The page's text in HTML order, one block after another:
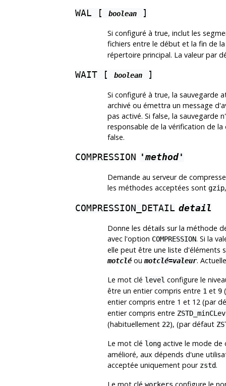
WAL [ boolean]
Si configuré à true, inclut les
fichiers entre le début et la fin de
répertoire principal. La valeur par
WAIT [ boolean]
Si configuré à true, la sauvegarde
archivé ou émettra un message
pas activé. Si false, la sauvegarde
responsable de la vérification de
false.
COMPRESSION 'method'
Demande au serveur de
les méthodes acceptées sont gzip
COMPRESSION_DETAIL detail
Donne les détails sur la méthode
avec l'option COMPRESSION. Si la
elle peut être une liste d'éléments
motcléoumotclé=valeur.
Le mot clé level configure le
être un entier compris entre 1et 9
entier compris entre 1 et 12 (par
entier compris entre
(habituellement 22), (par défaut
Le mot clé longactive le mode de
amélioré, aux dépends d'une
acceptée uniquement pour zstd.